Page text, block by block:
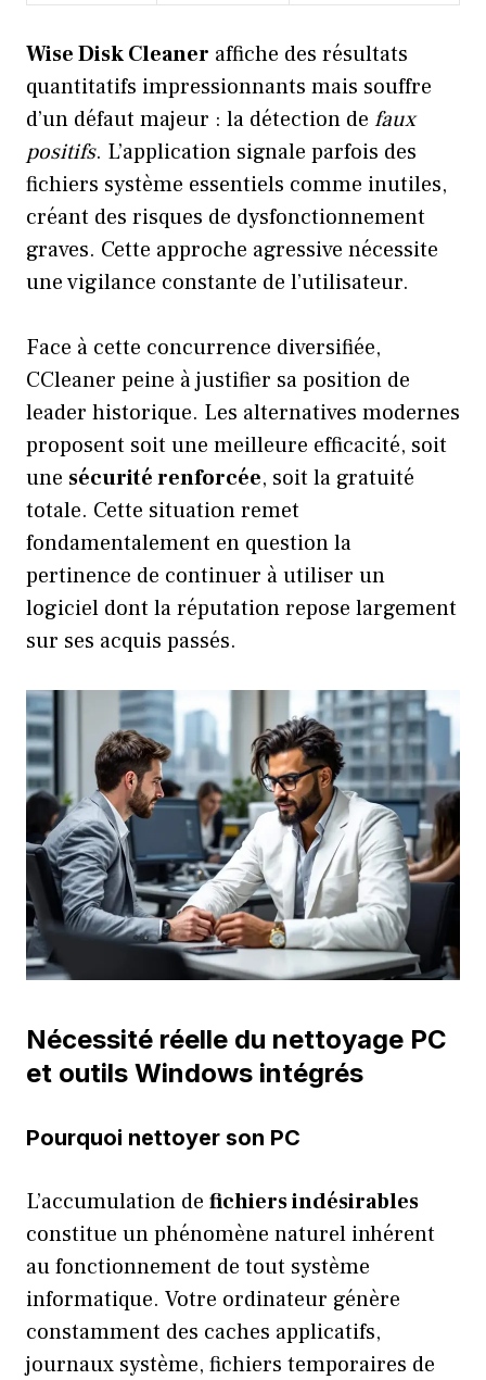
Wise Disk Cleaner affiche des résultats
quantitatifs impressionnants mais souffre
d’un défaut majeur : la détection de faux
positifs. L’application signale parfois des
fichiers système essentiels comme inutiles,
créant des risques de dysfonctionnement
graves. Cette approche agressive nécessite
une vigilance constante de l’utilisateur.
Face à cette concurrence diversifiée,
CCleaner peine à justifier sa position de
leader historique. Les alternatives modernes
proposent soit une meilleure efficacité, soit
une sécurité renforcée, soit la gratuité
totale. Cette situation remet
fondamentalement en question la
pertinence de continuer à utiliser un
logiciel dont la réputation repose largement
sur ses acquis passés.
Nécessité réelle du nettoyage PC
et outils Windows intégrés
Pourquoi nettoyer son PC
L’accumulation de fichiers indésirables
constitue un phénomène naturel inhérent
au fonctionnement de tout système
informatique. Votre ordinateur génère
constamment des caches applicatifs,
journaux système, fichiers temporaires de